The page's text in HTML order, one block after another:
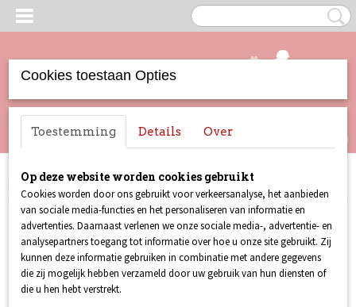
Inloggen Registreren
Geen producten (0)
Home >Lust For Life>Lust For Life 048
Cookies toestaan Opties
Toestemming Details Over
Op deze website worden cookies gebruikt
Cookies worden door ons gebruikt voor verkeersanalyse, het aanbieden
van sociale media-functies en het personaliseren van informatie en
advertenties. Daarnaast verlenen we onze sociale media-, advertentie- en
analysepartners toegang tot informatie over hoe u onze site gebruikt. Zij
kunnen deze informatie gebruiken in combinatie met andere gegevens
die zij mogelijk hebben verzameld door uw gebruik van hun diensten of
die u hen hebt verstrekt.